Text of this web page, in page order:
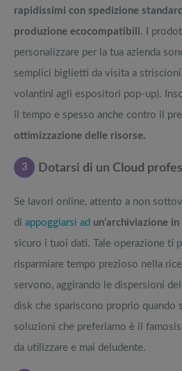
rapidissimi con spedizione
produzione ecocompatibili. I
personalizzare per la tua azienda
semplici biglietti da visita a
volantini agli espositori pop-up).
il tempo e spesso anche contro il
ottimizzazione delle risorse.
3 Dotarsi di un Cloud
Se lavori online, attento a non
di appoggiarsi ad un’archiviazione in
sicuro i tuoi dati. Tale operazione ti
risparmiare tempo prezioso nella
servono, aggirando le dispersioni
disk che spariscono proprio quando
soluzioni che preferiamo è il
da utilizzare e mai deludente.